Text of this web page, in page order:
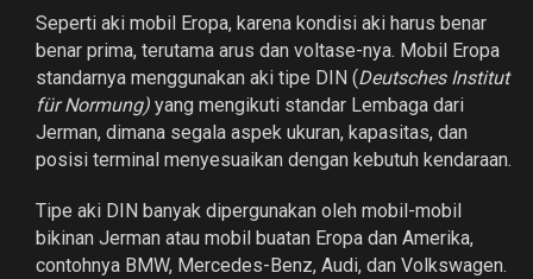
Seperti aki mobil Eropa, karena kondisi aki harus benar
benar prima, terutama arus dan voltase-nya. Mobil Eropa
standarnya menggunakan aki tipe DIN (Deutsches Institut
für Normung) yang mengikuti standar Lembaga dari
Jerman, dimana segala aspek ukuran, kapasitas, dan
posisi terminal menyesuaikan dengan kebutuh kendaraan.
Tipe aki DIN banyak dipergunakan oleh mobil-mobil
bikinan Jerman atau mobil buatan Eropa dan Amerika,
contohnya BMW, Mercedes-Benz, Audi, dan Volkswagen.